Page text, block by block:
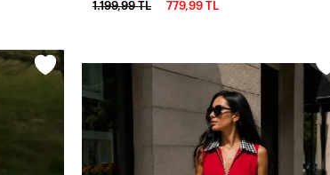
1.199,99 TL 779,99 TL